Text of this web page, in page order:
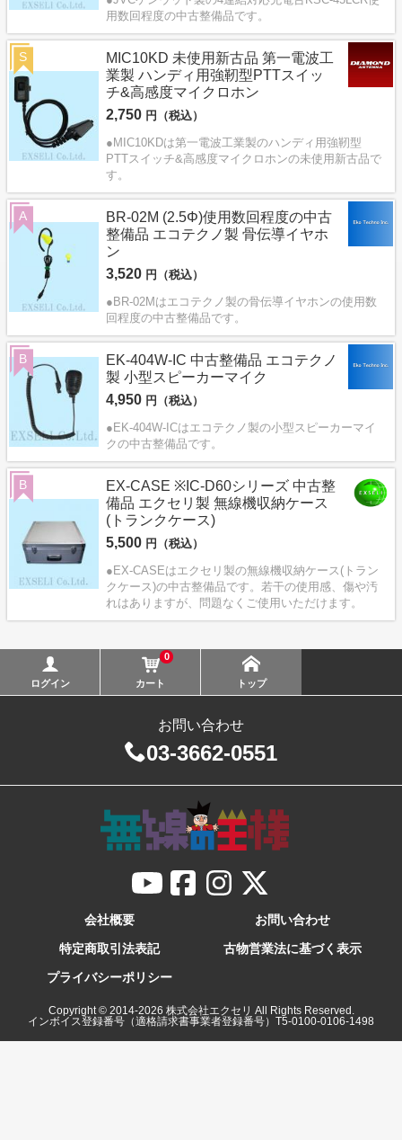
用数回程度の中古整備品です。
MIC10KD 未使用新古品 第一電波工
業製 ハンディ用強靭型PTTスイッ
チ&高感度マイクロホン
2,750 円（税込）
●MIC10KDは第一電波工業製のハンディ用強靭型
PTTスイッチ&高感度マイクロホンの未使用新古品で
す。
S
BR-02M (2.5Φ)使用数回程度の中古
整備品 エコテクノ製 骨伝導イヤホ
ン
3,520 円（税込）
●BR-02Mはエコテクノ製の骨伝導イヤホンの使用数
回程度の中古整備品です。
A
EK-404W-IC 中古整備品 エコテクノ
製 小型スピーカーマイク
4,950 円（税込）
●EK-404W-ICはエコテクノ製の小型スピーカーマイ
クの中古整備品です。
B
EX-CASE ※IC-D60シリーズ 中古整
備品 エクセリ製 無線機収納ケース
(トランクケース)
5,500 円（税込）
●EX-CASEはエクセリ製の無線機収納ケース(トラン
クケース)の中古整備品です。若干の使用感、傷や汚
れはありますが、問題なくご使用いただけます。
B
ログイン
0
カート トップ
お問い合わせ
03-3662-0551
会社概要
お問い合わせ
特定商取引法表記
古物営業法に基づく表示
プライバシーポリシー
Copyright © 2014-2026 株式会社エクセリ All Rights Reserved.
インボイス登録番号（適格請求書事業者登録番号）T5-0100-0106-1498